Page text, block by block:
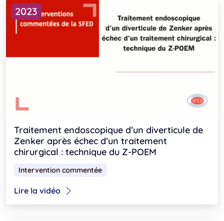
2023
Traitement endoscopique d’un diverticule de
Zenker après échec d’un traitement
chirurgical : technique du Z-POEM
Intervention commentée
Lire la vidéo